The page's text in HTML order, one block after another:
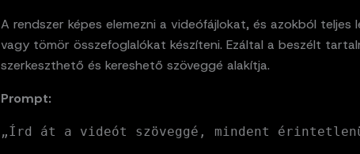
A rendszer képes elemezni a videófájlokat, és azokból
vagy tömör összefoglalókat készíteni. Ezáltal a beszélt
szerkeszthető és kereshető szöveggé alakítja.
Prompt:
„Írd át a videót szöveggé, mindent